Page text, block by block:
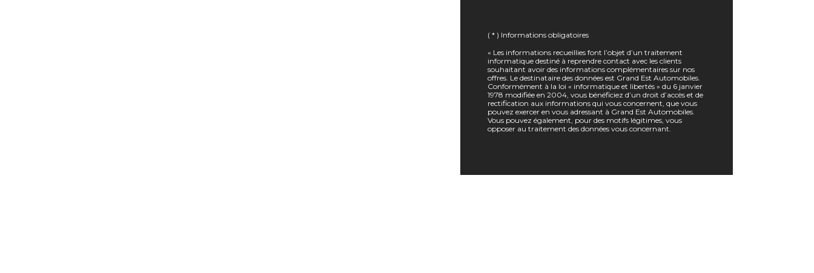
( * ) Informations obligatoires
« Les informations recueillies font l’objet d’un traitement
informatique destiné à reprendre contact avec les clients
souhaitant avoir des informations complémentaires sur nos
offres. Le destinataire des données est Grand Est Automobiles.
Conformément à la loi « informatique et libertés » du 6 janvier
1978 modifiée en 2004, vous bénéficiez d’un droit d’accès et de
rectification aux informations qui vous concernent, que vous
pouvez exercer en vous adressant à Grand Est Automobiles.
Vous pouvez également, pour des motifs légitimes, vous
opposer au traitement des données vous concernant.